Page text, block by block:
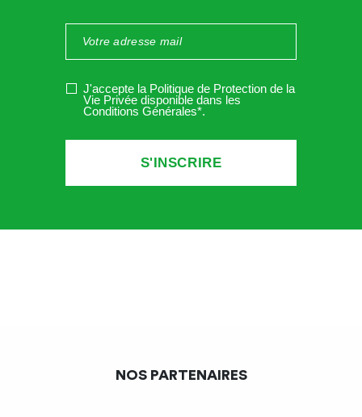
J'accepte la Politique de Protection de la
Vie Privée disponible dans les
Conditions Générales*.
NOS PARTENAIRES